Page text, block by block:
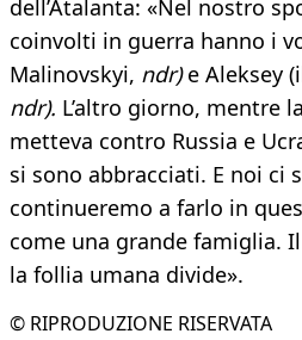
dell’Atalanta: «Nel nostro
coinvolti in guerra hanno i
Malinovskyi, ndr)e Aleksey
ndr). L’altro giorno, mentre
metteva contro Russia e
si sono abbracciati. E noi ci
continueremo a farlo in
come una grande famiglia.
la follia umana divide».
© RIPRODUZIONE RISERVATA